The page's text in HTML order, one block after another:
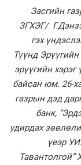
Засгийн
ЗГХЭГ/
гэх
Түүнд Эрүүгийн
эрүүгийн
байсан юм. 26-
газрын дэд
банк,
удирдах
үеэр
Тавантолгой”